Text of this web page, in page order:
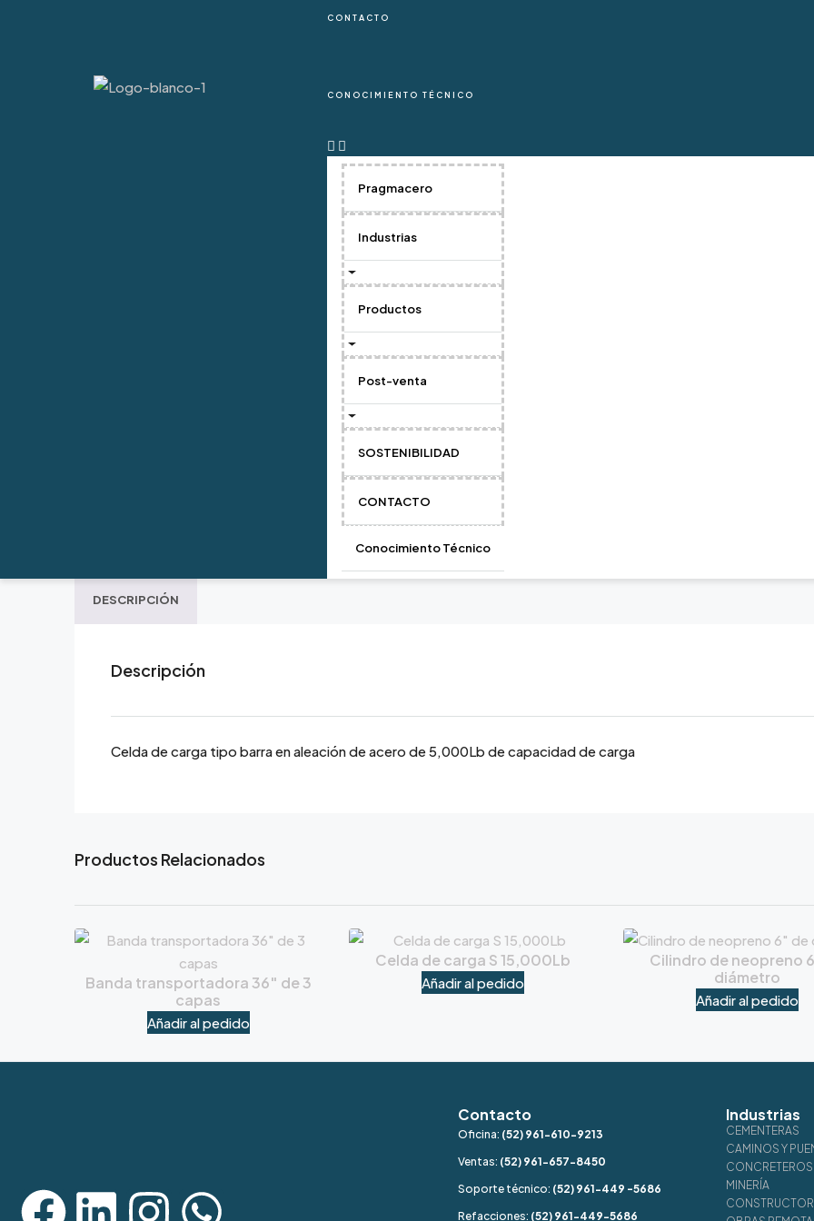
Favorites 0
CONTACTO
CONOCIMIENTO TÉCNICO
Pragmacero
Industrias
Productos
Post-venta
SOSTENIBILIDAD
CONTACTO
Conocimiento Técnico
Celda De Carga Barra
/ Celda de carga barra 5,000 Lb
DESCRIPCIÓN
Descripción
Celda de carga tipo barra en aleación de acero de 5,000Lb de capacidad de carga
Productos Relacionados
Banda transportadora 36″ de 3
capas
Añadir al pedido
Celda de carga S 15,000Lb
Añadir al pedido
Cilindro de neopreno
diámetro
Añadir al pedido
Contacto
Oficina: (52) 961-610-9213
Ventas: (52) 961-657-8450
Soporte técnico: (52) 961-449 -5686
Refacciones: (52) 961-449-5686
Industrias
CEMENTERAS
CAMINOS Y
CONCRETEROS
MINERÍA